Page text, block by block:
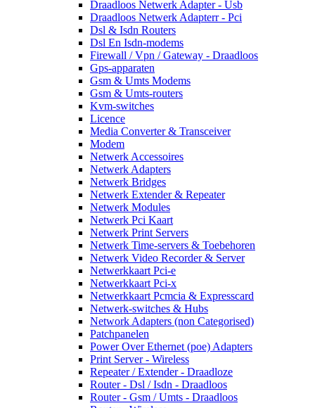
Draadloos Netwerk Adapter - Usb
Draadloos Netwerk Adapterr - Pci
Dsl & Isdn Routers
Dsl En Isdn-modems
Firewall / Vpn / Gateway - Draadloos
Gps-apparaten
Gsm & Umts Modems
Gsm & Umts-routers
Kvm-switches
Licence
Media Converter & Transceiver
Modem
Netwerk Accessoires
Netwerk Adapters
Netwerk Bridges
Netwerk Extender & Repeater
Netwerk Modules
Netwerk Pci Kaart
Netwerk Print Servers
Netwerk Time-servers & Toebehoren
Netwerk Video Recorder & Server
Netwerkkaart Pci-e
Netwerkkaart Pci-x
Netwerkkaart Pcmcia & Expresscard
Netwerk-switches & Hubs
Network Adapters (non Categorised)
Patchpanelen
Power Over Ethernet (poe) Adapters
Print Server - Wireless
Repeater / Extender - Draadloze
Router - Dsl / Isdn - Draadloos
Router - Gsm / Umts - Draadloos